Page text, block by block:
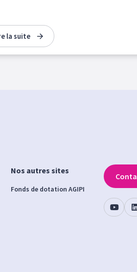
la suite
Nos autres sites
Fonds de dotation AGIPI